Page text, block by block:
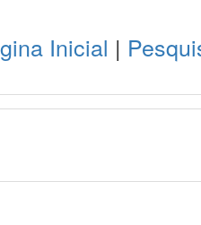
Inicial |